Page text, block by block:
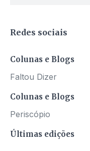
Redes sociais
Colunas e Blogs
Faltou Dizer
Colunas e Blogs
Periscópio
Últimas edições